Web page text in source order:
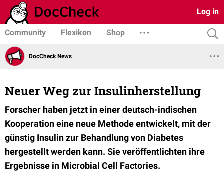
Log in
Community Flexikon Shop
DocCheck News
Neuer Weg zur Insulinherstellung
Forscher haben jetzt in einer deutsch-indischen
Kooperation eine neue Methode entwickelt, mit der
günstig Insulin zur Behandlung von Diabetes
hergestellt werden kann. Sie veröffentlichten ihre
Ergebnisse in Microbial Cell Factories.